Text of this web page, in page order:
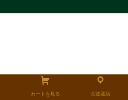
カートを見る 古波蔵店